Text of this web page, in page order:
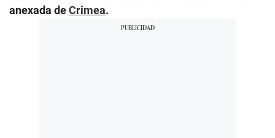
anexada deCrimea.